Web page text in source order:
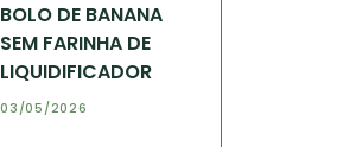
BOLO DE BANANA
SEM FARINHA DE
LIQUIDIFICADOR
03/05/2026